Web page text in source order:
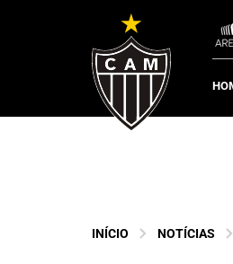
INÍCIO NOTÍCIAS